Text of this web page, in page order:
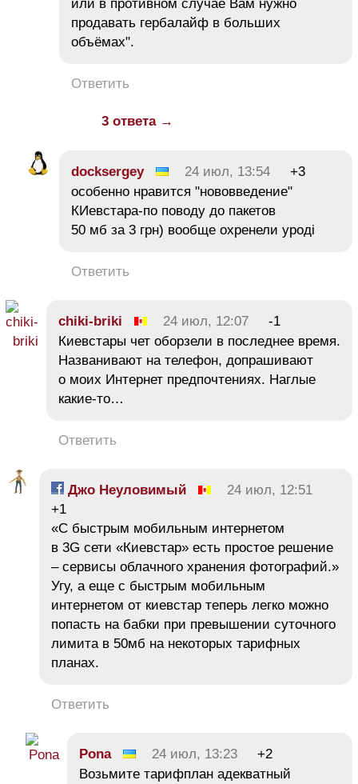
или в противном случае Вам нужно
продавать гербалайф в больших
объёмах".
Ответить
3 ответа →
docksergey 24 июл, 13:54
+3
особенно нравится "нововведение"
КИевстара-по поводу до пакетов
50 мб за 3 грн) вообще охренели уроді
Ответить
chiki-briki 24 июл, 12:07
-1
Киевстары чет оборзели в последнее время.
Названивают на телефон, допрашивают
о моих Интернет предпочтениях. Наглые
какие-то…
Ответить
Джо Неуловимый
24 июл, 12:51
+1
«С быстрым мобильным интернетом
в 3G сети «Киевстар» есть простое решение
– сервисы облачного хранения фотографий.»
Угу, а еще с быстрым мобильным
интернетом от киевстар теперь легко можно
попасть на бабки при превышении суточного
лимита в 50мб на некоторых тарифных
планах.
Ответить
Pona 24 июл, 13:23
+2
Возьмите тарифплан адекватный